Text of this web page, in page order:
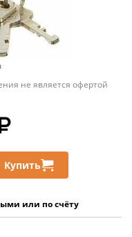
не является офертой
Купить
или по счёту